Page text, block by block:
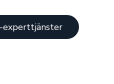
experttjänster